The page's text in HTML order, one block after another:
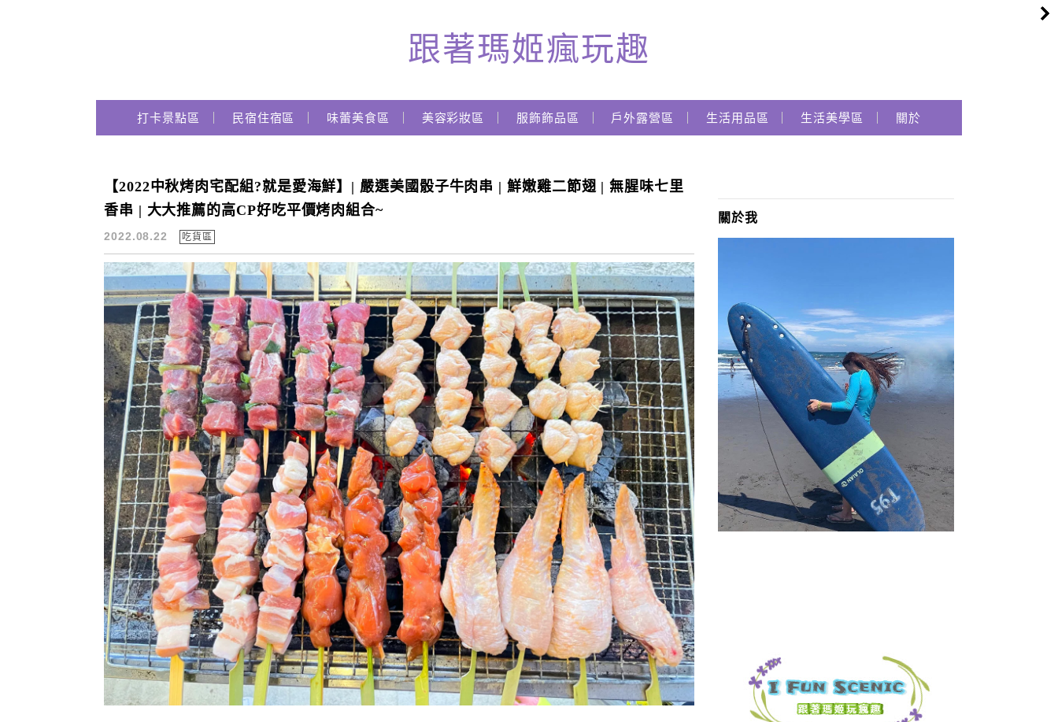
跟著瑪姬瘋玩趣
跟著瑪姬瘋玩趣
Main Menu
打卡景點區 民宿住宿區 味蕾美食區 美容彩妝區 服飾飾品區 戶外露營區 生活用品區 生活美學區 關於
中秋
【2022中秋烤肉宅配組?就是愛海鮮】| 嚴選美國骰子牛肉串 | 鮮嫩雞二節翅 | 無腥味七里
香串 | 大大推薦的高CP好吃平價烤肉組合~
2022.08.22 吃貨區
關於我